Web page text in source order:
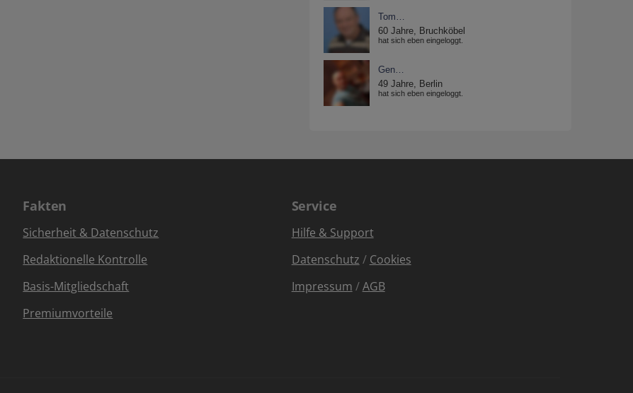
Fakten
Sicherheit & Datenschutz
Redaktionelle Kontrolle
Basis-Mitgliedschaft
Premiumvorteile
Service
Hilfe & Support
Datenschutz / Cookies
Impressum /AGB